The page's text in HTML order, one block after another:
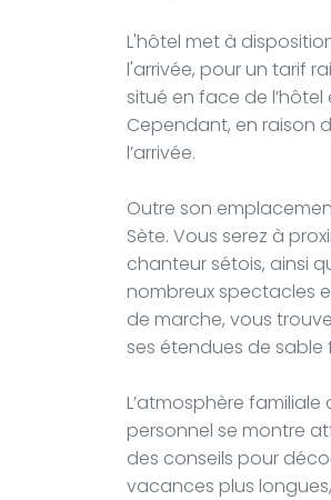
L'hôtel met à
l'arrivée, pour un tarif
situé en face de
Cependant, en raison
l’arrivée.
Outre son
Sète. Vous serez à
chanteur sétois, ainsi
nombreux spectacles
de marche, vous
ses étendues de sable
L’atmosphère familiale
personnel se montre
des conseils pour
vacances plus